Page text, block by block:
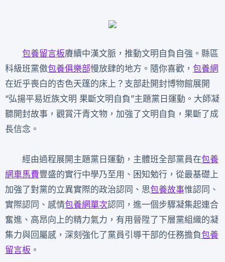
包養留言板賡續中漢文脈，推動文明自負自強。縣區
科級班黨傲包養俱樂部慢放肆的地方。隨你喜歡， 包養網
在近乎喪白的杏色天篷的床上？支部赴開封博物館展開
“弘揚平易近族文明 果斷文明自負”主題黨日運動。大師凝
聽開封故事，觀賞汗青文物，加強了文明自負，果斷了成
長信念。
經由過程展開主題黨日運動，主體班全部黨員在包養
網車馬費豐盛的實行中學乃至用、困知勉行，從最基礎上
加強了對黨的立異實際的政治認同、思包養故事惟認同、
實際認同、感情包養網單次認同，進一個步驟凝集起連合
奮進、高昂向上的精力氣力，有用晉陞了下層黨組織的凝
集力與回屬感，深刻強化了黨員引導干部的任務擔負包養
留言板 。